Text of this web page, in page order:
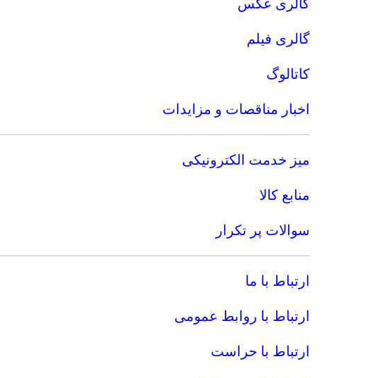
گالری عکس
گالری فیلم
کاتالوگ
اخبار مناقصات و مزایدات
میز خدمت الکترونیکی
منابع کالا
سوالات پر تکرار
ارتباط با ما
ارتباط با روابط عمومی
ارتباط با حراست